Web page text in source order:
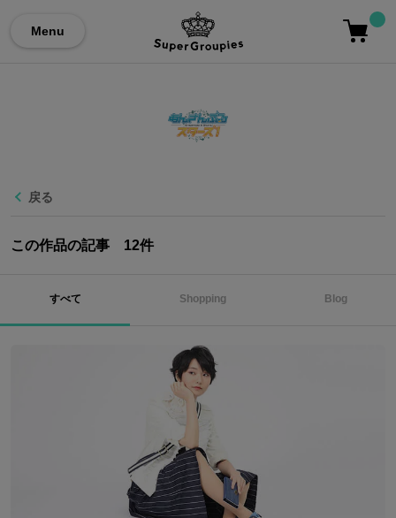
Menu
戻る
この作品の記事 12件
すべて Shopping Blog